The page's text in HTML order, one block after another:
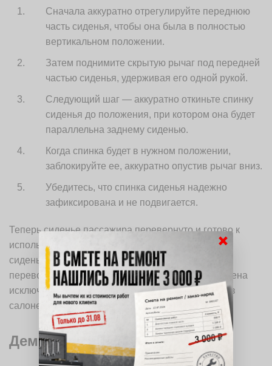
Сначала аккуратно отрегулируйте переднюю
часть сиденья, чтобы она была в полностью
вертикальном положении.
Затем поднимите скрытую рычаг под передней
частью сиденья, удерживая его одной рукой.
Следующий шаг — аккуратно откиньте спинку
сиденья до положения, при котором она будет
параллельна заднему сиденью.
Когда спинка будет в нужном положении,
заблокируйте ее, аккуратно опустив рычаг вниз.
Убедитесь, что спинка сиденья надежно
зафиксирована и не подвигается.
Теперь сиденье пассажира перевернуто и готово к
использованию. Помните, что при перевернутом
сиденье пассажира его нельзя использовать для
перевозки пассажиров. Эта функция предназначена
исключительно для увеличения объема загрузки в
салоне автомобиля.
Демонтаж панели приборов
×